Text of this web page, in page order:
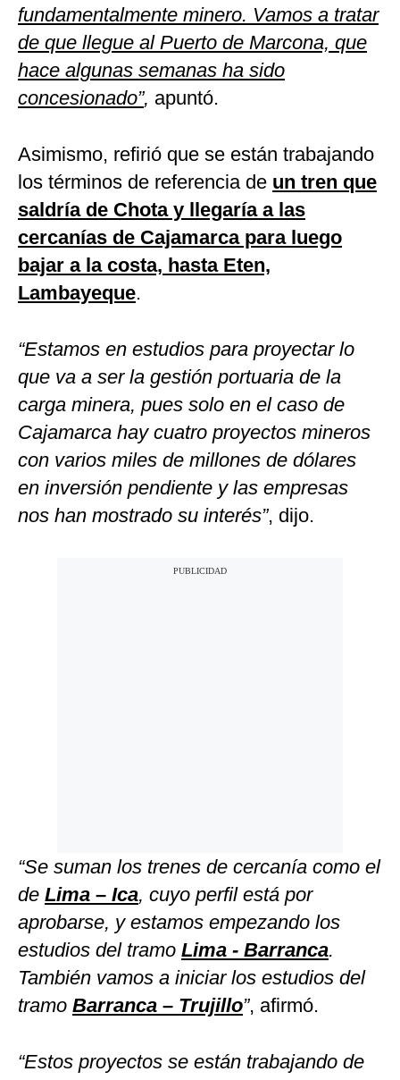
fundamentalmente minero. Vamos a tratar
de que llegue al Puerto de Marcona, que
hace algunas semanas ha sido
concesionado”, apuntó.
Asimismo, refirió que se están trabajando
los términos de referencia de un tren que
saldría de Chota y llegaría a las
cercanías de Cajamarca para luego
bajar a la costa, hasta Eten,
Lambayeque.
“Estamos en estudios para proyectar lo
que va a ser la gestión portuaria de la
carga minera, pues solo en el caso de
Cajamarca hay cuatro proyectos mineros
con varios miles de millones de dólares
en inversión pendiente y las empresas
nos han mostrado su interés”, dijo.
“Se suman los trenes de cercanía como el
de Lima – Ica, cuyo perfil está por
aprobarse, y estamos empezando los
estudios del tramo Lima - Barranca.
También vamos a iniciar los estudios del
tramo Barranca – Trujillo”, afirmó.
“Estos proyectos se están trabajando de